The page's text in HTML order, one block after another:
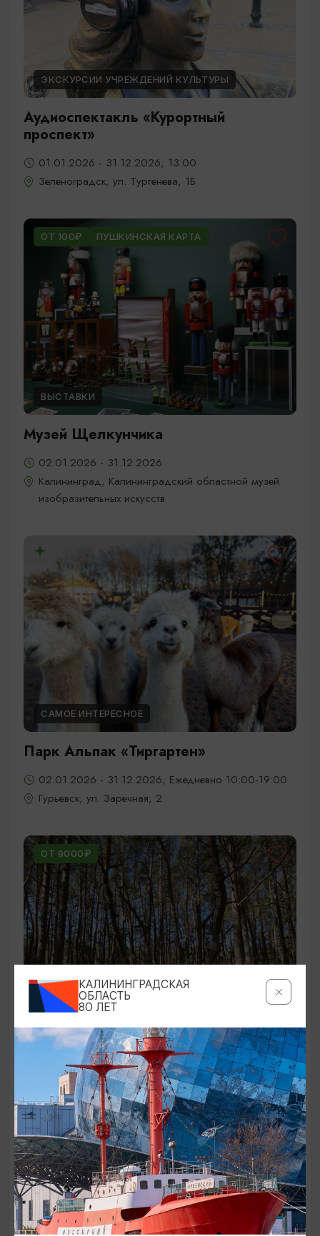
ЭКСКУРСИИ УЧРЕЖДЕНИЙ КУЛЬТУРЫ
Аудиоспектакль «Курортный
проспект»
01.01.2026 - 31.12.2026, 13:00
Зеленоградск, ул. Тургенева, 1Б
ОТ 100₽ ПУШКИНСКАЯ КАРТА
ВЫСТАВКИ
Музей Щелкунчика
02.01.2026 - 31.12.2026
Калининград, Калининградский областной музей
изобразительных искусств
САМОЕ ИНТЕРЕСНОЕ
Парк Альпак «Тиргартен»
02.01.2026 - 31.12.2026, Ежедневно 10:00-19:00
Гурьевск, ул. Заречная, 2
ОТ 9000₽
ЭКСКУРСИИ УЧРЕЖДЕНИЙ КУЛЬТУРЫ
Аудиоспектакль «Истории Куршской
косы»
01.02.2026 - 31.12.2026, 13:00
Куршская коса
ОТ 2500₽
КАЛИНИНГРАДСКАЯ
ОБЛАСТЬ
80 ЛЕТ